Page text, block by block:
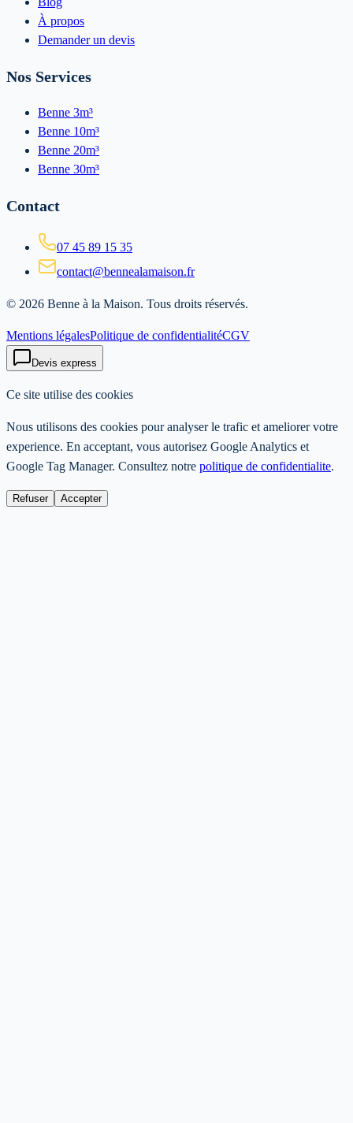
À propos
Demander un devis
Nos Services
Benne 3m³
Benne 10m³
Benne 20m³
Benne 30m³
Contact
07 45 89 15 35
contact@bennealamaison.fr
© 2026 Benne à la Maison. Tous droits réservés.
Mentions légalesPolitique de confidentialitéCGV
Devis express
Ce site utilise des cookies
Nous utilisons des cookies pour analyser le trafic et ameliorer votre
experience. En acceptant, vous autorisez Google Analytics et
Google Tag Manager. Consultez notre politique de confidentialite.
Refuser Accepter